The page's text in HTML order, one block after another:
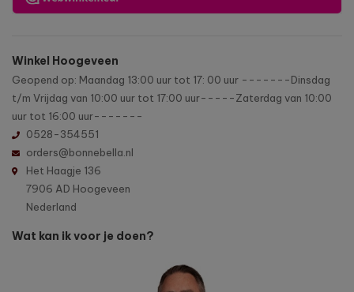
Winkel Hoogeveen
Geopend op: Maandag 13:00 uur tot 17: 00 uur -------Dinsdag
t/m Vrijdag van 10:00 uur tot 17:00 uur-----Zaterdag van 10:00
uur tot 16:00 uur-------
0528-354551
orders@bonnebella.nl
Het Haagje 136
7906 AD Hoogeveen
Nederland
Wat kan ik voor je doen?